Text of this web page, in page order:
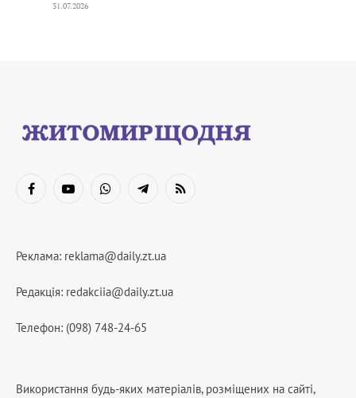
31.07.2026
FacebookYouTubeWhatsAppTelegramRSS
Реклама: reklama@daily.zt.ua
Редакція: redakciia@daily.zt.ua
Телефон: (098) 748-24-65
Використання будь-яких матеріалів, розміщених на сайті,